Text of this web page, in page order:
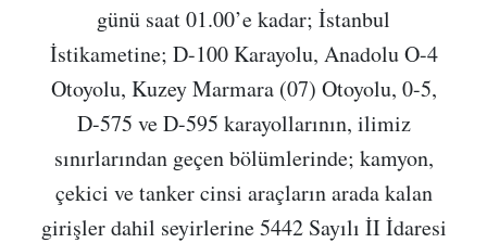
günü saat 01.00’e kadar; İstanbul
İstikametine; D-100 Karayolu, Anadolu O-4
Otoyolu, Kuzey Marmara (07) Otoyolu, 0-5,
D-575 ve D-595 karayollarının, ilimiz
sınırlarından geçen bölümlerinde; kamyon,
çekici ve tanker cinsi araçların arada kalan
girişler dahil seyirlerine 5442 Sayılı İI İdaresi